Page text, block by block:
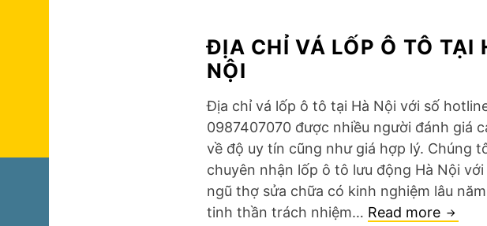
ĐỊA CHỈ VÁ LỐP Ô TÔ TẠI
NỘI
Địa chỉ vá lốp ô tô tại Hà Nội với số
0987407070 được nhiều người đánh giá
về độ uy tín cũng như giá hợp lý. Chúng
chuyên nhận lốp ô tô lưu động Hà Nội với
ngũ thợ sửa chữa có kinh nghiệm lâu
tinh thần trách nhiệm… Read more Địa